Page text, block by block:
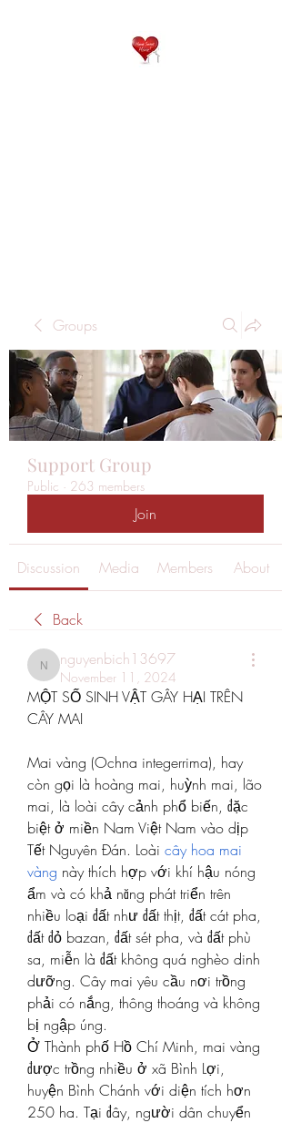
Groups
Support Group
Public · 263 members
Join
Discussion Media Members About
Back
nguyenbich13697
nguyenbich13697
November 11, 2024
MỘT SỐ SINH VẬT GÂY HẠI TRÊN
CÂY MAI
Mai vàng (Ochna integerrima), hay
còn gọi là hoàng mai, huỳnh mai, lão
mai, là loài cây cảnh phổ biến, đặc
biệt ở miền Nam Việt Nam vào dịp
Tết Nguyên Đán. Loài cây hoa mai
vàng này thích hợp với khí hậu nóng
ẩm và có khả năng phát triển trên
nhiều loại đất như đất thịt, đất cát pha,
đất đỏ bazan, đất sét pha, và đất phù
sa, miễn là đất không quá nghèo dinh
dưỡng. Cây mai yêu cầu nơi trồng
phải có nắng, thông thoáng và không
bị ngập úng.
Ở Thành phố Hồ Chí Minh, mai vàng
được trồng nhiều ở xã Bình Lợi,
huyện Bình Chánh với diện tích hơn
250 ha. Tại đây, người dân chuyển